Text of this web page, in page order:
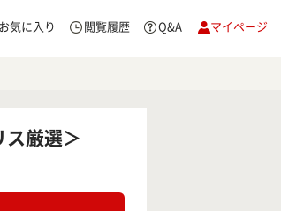
お気に入り 閲覧履歴 Q&A マイページ
厳選＞